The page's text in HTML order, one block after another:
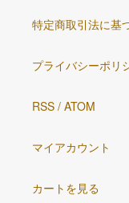
特定商取引法に基
プライバシーポリ
RSS / ATOM
マイアカウント
カートを見る